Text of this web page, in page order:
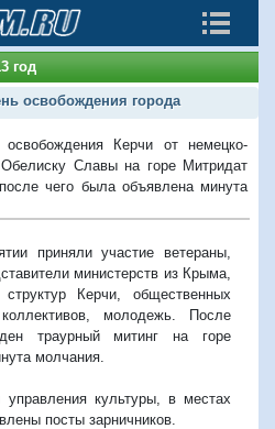
год
освобождения города
Керчи от немецко-
Славы на горе Митридат
чего была объявлена минута
приняли участие ветераны,
министерств из Крыма,
Керчи, общественных
молодежь. После
траурный митинг на горе
молчания.
культуры, в местах
посты зарничников.